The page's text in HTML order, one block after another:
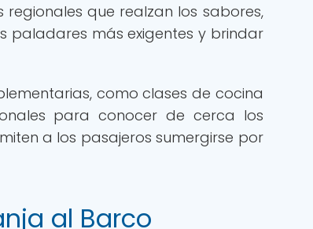
que realzan los sabores,
más exigentes y brindar
como clases de cocina
para conocer de cerca los
a los pasajeros sumergirse por
al Barco